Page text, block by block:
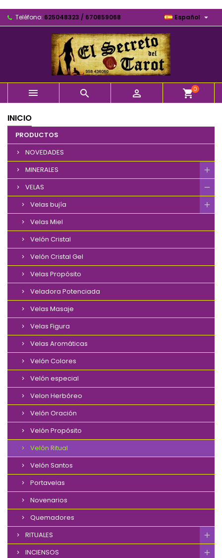
Teléfono: 625048323 / 670859068 Español 
   shopping_cart0
INICIO
PRODUCTOS
NOVEDADES
MINERALES
VELAS
Velas bujía
Velas Miel
Velón Cristal
Velón Cristal Gel
Velas Propósito
Veladora Potenciada
Velas Masaje
Velas Figura
Velas Aromáticas
Velón Colores
Velón especial
Velon Herbóreo
Velón Oración
Velón Propósito
Velón Ritual
Velón Santos
Portavelas
Novenarios
Quemadores
RITUALES
INCIENSOS